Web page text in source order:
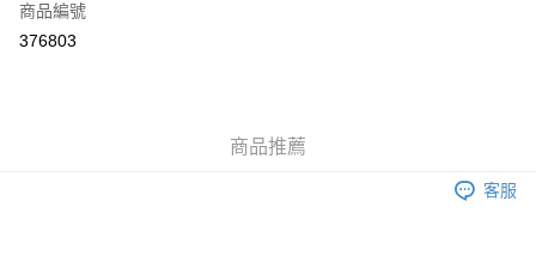
Apple Pay
商品編號
376803
商品推薦
客服